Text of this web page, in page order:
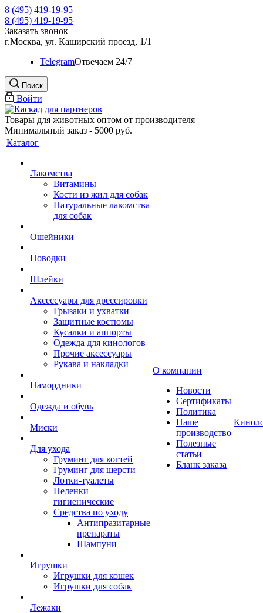
8 (495) 419-19-95
8 (495) 419-19-95
Заказать звонок
г.Москва, ул. Каширский проезд, 1/1
TelegramOтвечаем 24/7
Поиск
Войти
Товары для животных оптом от производителя
Минимальный заказ - 5000 руб.
Каталог
Лакомства
Витамины
Кости из жил для собак
Натуральные лакомства
для собак
Ошейники
Поводки
Шлейки
Аксессуары для дрессировки
Грызаки и ухватки
Защитные костюмы
Кусалки и аппорты
Одежда для кинологов
Прочие аксессуары
Рукава и накладки
Намордники
Одежда и обувь
Миски
Для ухода
Груминг для когтей
Груминг для шерсти
Лотки-туалеты
Пеленки
гигиенические
Средства по уходу
Антипразитарные
препараты
Шампуни
Игрушки
Игрушки для кошек
Игрушки для собак
Лежаки
О компании
Новости
Сертификаты
Политика
Наше
производство
Полезные
статьи
Бланк заказа